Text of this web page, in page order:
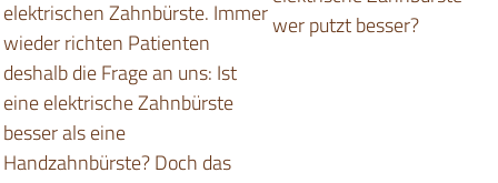
elektrischen Zahnbürste. Immer
wieder richten Patienten
deshalb die Frage an uns: Ist
eine elektrische Zahnbürste
besser als eine
Handzahnbürste? Doch das
wer putzt besser?